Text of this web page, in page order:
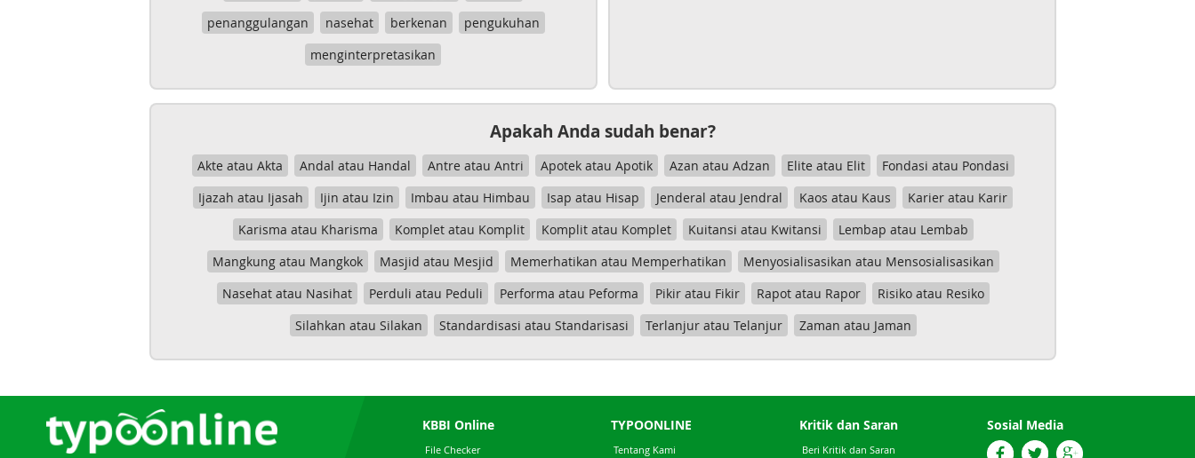
penanggulangan
nasehat berkenan
pengukuhan
menginterpretasikan
Apakah Anda sudah benar?
Akte atau Akta Andal atau Handal Antre atau Antri Apotek atau Apotik Azan atau Adzan Elite atau Elit
Fondasi atau Pondasi
Ijazah atau Ijasah
Ijin atau Izin Imbau atau Himbau Isap atau Hisap Jenderal atau Jendral Kaos atau Kaus
Karier atau Karir
Karisma atau Kharisma
Komplet atau Komplit Komplit atau Komplet Kuitansi atau Kwitansi
Lembap atau Lembab
Mangkung atau Mangkok
Masjid atau Mesjid Memerhatikan atau Memperhatikan
Menyosialisasikan atau Mensosialisasikan
Nasehat atau Nasihat
Perduli atau Peduli Performa atau Peforma Pikir atau Fikir Rapot atau Rapor
Risiko atau Resiko
Silahkan atau Silakan
Standardisasi atau Standarisasi Terlanjur atau Telanjur Zaman atau Jaman
KBBI Online
File Checker
TYPOONLINE
Tentang Kami
Kritik dan Saran
Beri Kritik dan Saran
Sosial Media